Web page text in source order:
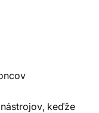
keďže